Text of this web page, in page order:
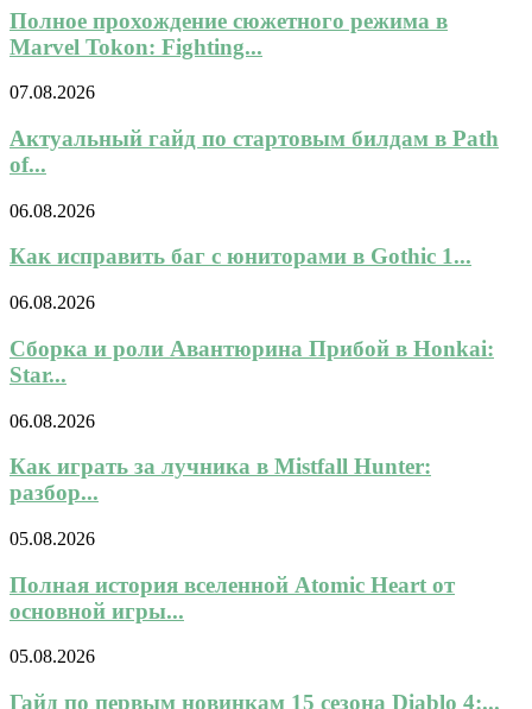
Полное прохождение сюжетного режима в
Marvel Tokon: Fighting...
07.08.2026
Актуальный гайд по стартовым билдам в Path
of...
06.08.2026
Как исправить баг с юниторами в Gothic 1...
06.08.2026
Сборка и роли Авантюрина Прибой в Honkai:
Star...
06.08.2026
Как играть за лучника в Mistfall Hunter:
разбор...
05.08.2026
Полная история вселенной Atomic Heart от
основной игры...
05.08.2026
Гайд по первым новинкам 15 сезона Diablo 4:...